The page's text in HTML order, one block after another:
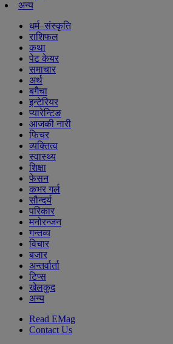
अन्य
धर्म–संस्कृति
राशिफल
कथा
पेट केयर
समाचार
अर्थ
बगैचा
इन्टेरियर
प्यारेन्टिङ
आजकी नारी
फिचर
व्यक्तित्व
स्वास्थ्य
शिक्षा
फेसन
कभर गर्ल
सौन्दर्य
परिकार
मनोरन्जन
गन्तव्य
विचार
बजार
अन्तर्वार्ता
टिप्स
खेलकुद
अन्य
Read EMag
Contact Us